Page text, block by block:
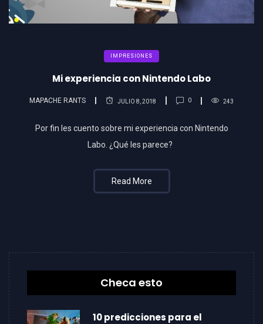
IMPRESIONES
Mi experiencia con Nintendo Labo
MAPACHE RANTS JULIO 8, 2018 0 243
Por fin les cuento sobre mi experiencia con Nintendo
Labo. ¿Qué les parece?
Read More
Checa esto
10 predicciones para el